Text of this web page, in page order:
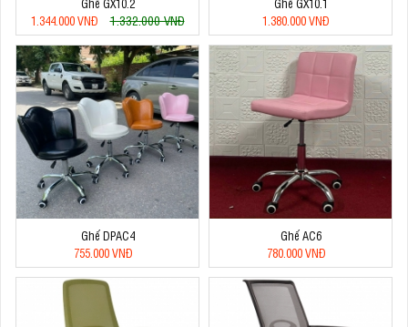
Ghế GX10.2
1.344.000 VNĐ
1.332.000 VNĐ
Ghế GX10.1
1.380.000 VNĐ
Ghế DPAC4
755.000 VNĐ
Ghế AC6
780.000 VNĐ